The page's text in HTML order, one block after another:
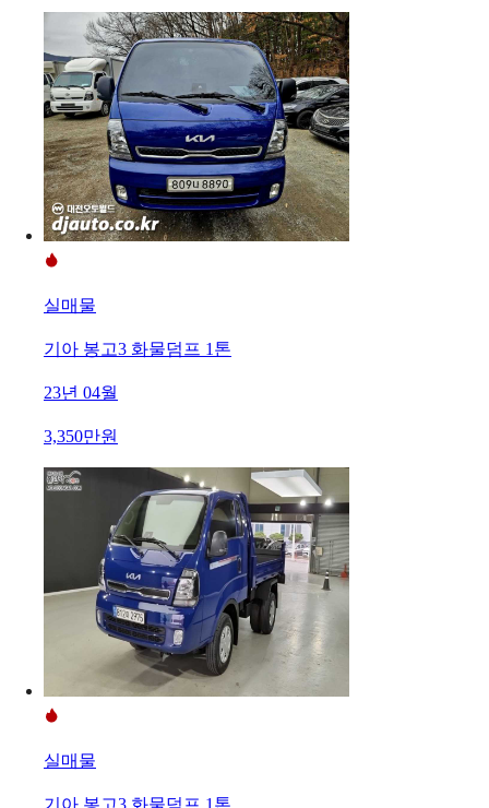
실매물
기아 봉고3 화물덤프 1톤
23년 04월
3,350만원
실매물
기아 봉고3 화물덤프 1톤